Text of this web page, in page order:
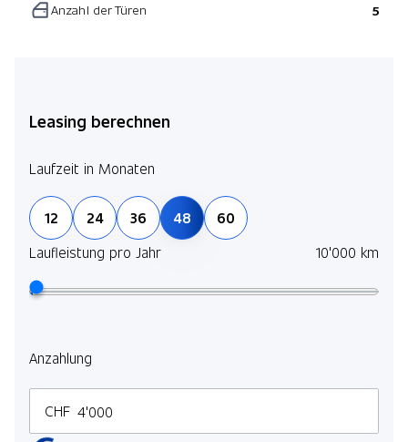
Anzahl der Türen 5
Leasing berechnen
Laufzeit in Monaten
12 24 36 48
60
Laufleistung pro Jahr
10'000 km
Anzahlung
CHF